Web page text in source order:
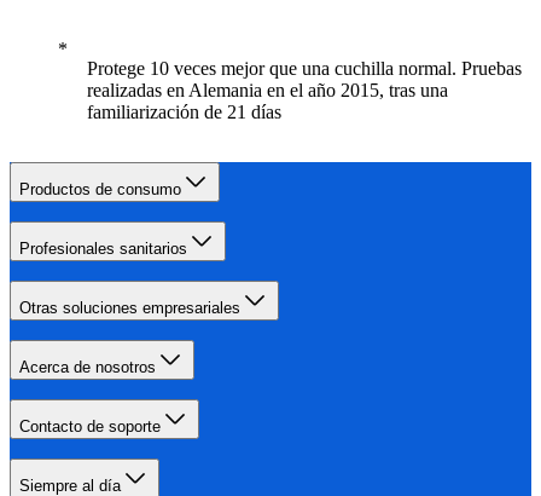
Protege 10 veces mejor que una cuchilla normal. Pruebas
realizadas en Alemania en el año 2015, tras una
familiarización de 21 días
Productos de consumo
Profesionales sanitarios
Otras soluciones empresariales
Acerca de nosotros
Contacto de soporte
Siempre al día